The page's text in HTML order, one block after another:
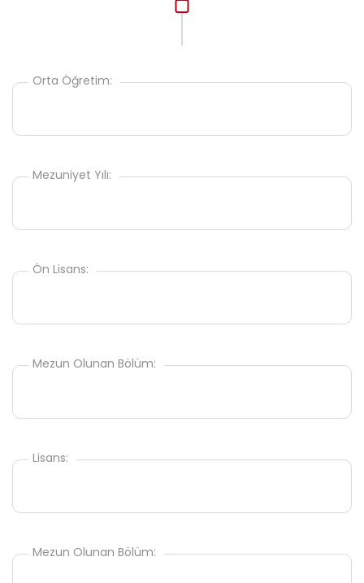
Orta Öğretim:
Mezuniyet Yılı:
Ön Lisans:
Mezun Olunan Bölüm:
Lisans:
Mezun Olunan Bölüm: